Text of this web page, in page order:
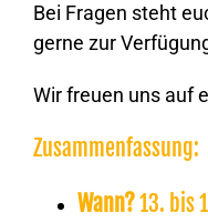
Bei Fragen steht
gerne zur
Wir freuen uns auf
Zusammenfassung:
Wann?13. bis